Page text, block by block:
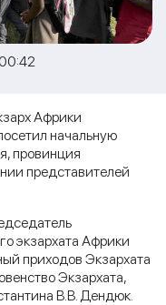
Африки
начальную
провинция
представителей
экзархата Африки
приходов Экзархата
Экзархата,
В.В. Дендюк.